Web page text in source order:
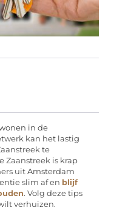
in de
kan het lastig
te
Zaanstreek is krap
uit Amsterdam
slim af en blijf
. Volg deze tips
verhuizen.